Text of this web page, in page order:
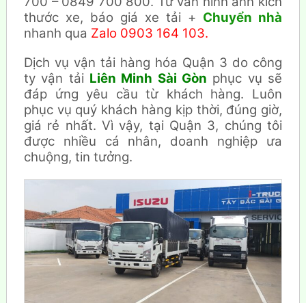
thước xe, báo giá xe tải + Chuyển nhà
nhanh qua Zalo 0903 164 103.
Dịch vụ vận tải hàng hóa Quận 3 do công
ty vận tải Liên Minh Sài Gòn phục vụ sẽ
đáp ứng yêu cầu từ khách hàng. Luôn
phục vụ quý khách hàng kịp thời, đúng giờ,
giá rẻ nhất. Vì vậy, tại Quận 3, chúng tôi
được nhiều cá nhân, doanh nghiệp ưa
chuộng, tin tưởng.